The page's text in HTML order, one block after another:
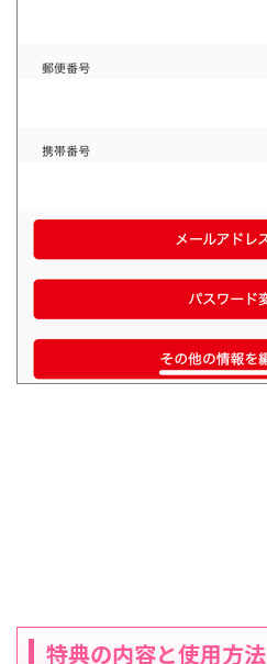
特典の内容と使用方法